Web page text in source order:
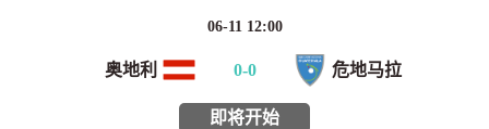
06-11 12:00
奥地利 0-0 危地马拉
即将开始